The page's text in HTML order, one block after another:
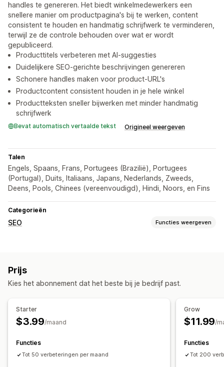
handles te genereren. Het biedt winkelmedewerkers een
snellere manier om productpagina's bij te werken, content
consistent te houden en handmatig schrijfwerk te verminderen,
terwijl ze de controle behouden over wat er wordt
gepubliceerd.
Producttitels verbeteren met AI-suggesties
Duidelijkere SEO-gerichte beschrijvingen genereren
Schonere handles maken voor product-URL's
Productcontent consistent houden in je hele winkel
Productteksten sneller bijwerken met minder handmatig
schrijfwerk
Bevat automatisch vertaalde tekst Origineel weergeven
Talen
Engels, Spaans, Frans, Portugees (Brazilië), Portugees
(Portugal), Duits, Italiaans, Japans, Nederlands, Zweeds,
Deens, Pools, Chinees (vereenvoudigd), Hindi, Noors, en Fins
Categorieën
SEO Functies weergeven
Prijs
Kies het abonnement dat het beste bij je bedrijf past.
Starter
$3.99/maand
Functies
Tot 50 verbeteringen per maand
Grow
$11.99/
Functies
Tot 200